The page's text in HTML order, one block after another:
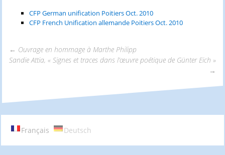
CFP German unification Poitiers Oct. 2010
CFP French Unification allemande Poitiers Oct. 2010
des
articles
← Ouvrage en hommage à Marthe Philipp
Sandie Attia, « Signes et traces dans l’œuvre poétique de Günter Eich »
→
Français Deutsch